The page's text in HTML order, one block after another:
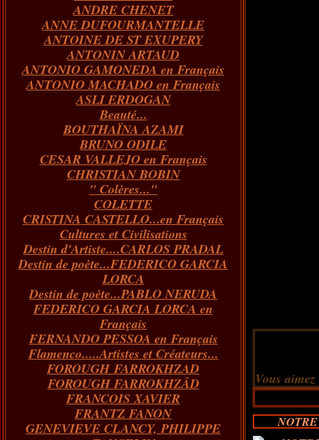
Janvier(60)
Février(68)
Janvier(86)
Mars(65)
Février(70)
Janvier(66)
Avril(76)
Mars(66)
Février(67)
Janvier(73)
Mai(82)
Avril(62)
Mars(66)
Février(55)
Janvier(43)
Juin(84)
Mai(89)
Avril(59)
Mars(73)
Février(54)
Janvier(51)
Juillet(72)
Juin(65)
Mai(97)
Avril(73)
Mars(100)
Février(146)
Janvier(124)
Août(40)
Juillet(31)
Juin(26)
ANDRE CHENET
ANNE DUFOURMANTELLE
ANTOINE DE ST EXUPERY
ANTONIN ARTAUD
ANTONIO GAMONEDA en Français
ANTONIO MACHADO en Français
ASLI ERDOGAN
Beauté...
BOUTHAÏNA AZAMI
BRUNO ODILE
CESAR VALLEJO en Français
CHRISTIAN BOBIN
" Colères..."
COLETTE
CRISTINA CASTELLO...en Français
Cultures et Civilisations
Destin d'Artiste....CARLOS PRADAL
Destin de poète...FEDERICO GARCIA
LORCA
Destin de poète...PABLO NERUDA
FEDERICO GARCIA LORCA en
Français
FERNANDO PESSOA en Français
Flamenco.....Artistes et Créateurs...
FOROUGH FARROKHZAD
FOROUGH FARROKHZÂD
FRANCOIS XAVIER
FRANTZ FANON
GENEVIEVE CLANCY, PHILIPPE
Vous aimez